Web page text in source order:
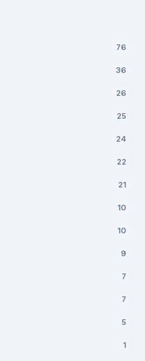
76
36
26
25
24
22
21
10
10
9
7
7
5
1